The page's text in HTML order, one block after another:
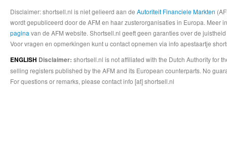
Disclaimer: shortsell.nl is niet gelieerd aan de Autoriteit Financiele Markten
wordt gepubliceerd door de AFM en haar zusterorganisaties in Europa.
pagina van de AFM website. Shortsell.nl geeft geen garanties over de
Voor vragen en opmerkingen kunt u contact opnemen via info apestaartje
ENGLISH Disclaimer: shortsell.nl is not affiliated with the Dutch Authority for
selling registers published by the AFM and its European counterparts. No
For questions or remarks, please contact info [at] shortsell.nl